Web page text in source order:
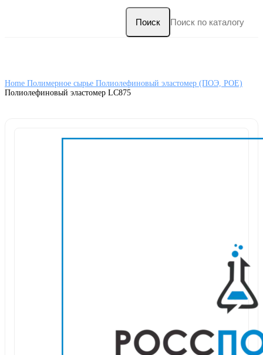
Поиск
Home Полимерное сырье Полиолефиновый эластомер (ПОЭ, POE)
Полиолефиновый эластомер LC875